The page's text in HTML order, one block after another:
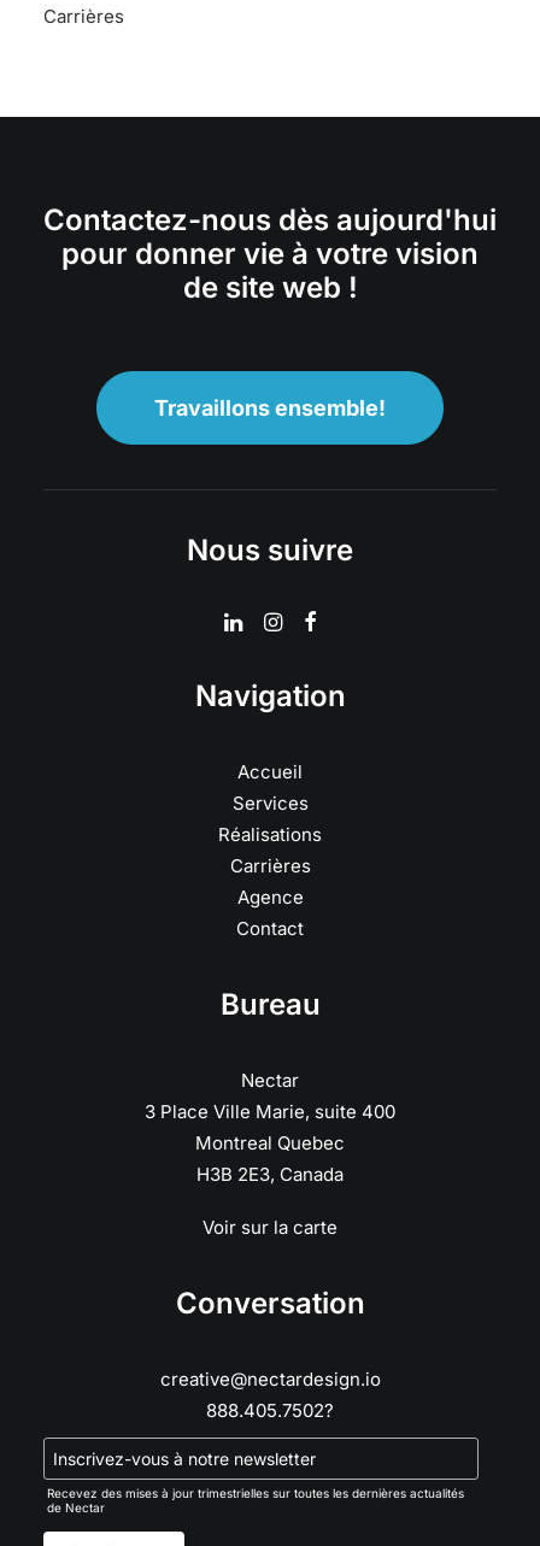
Carrières
Contactez-nous dès aujourd'hui
pour donner vie à votre vision
de site web !
Travaillons ensemble!
Nous suivre
Navigation
Accueil
Services
Réalisations
Carrières
Agence
Contact
Bureau
Nectar
3 Place Ville Marie, suite 400
Montreal Quebec
H3B 2E3, Canada
Voir sur la carte
Conversation
creative@nectardesign.io
888.405.7502?
Recevez des mises à jour trimestrielles sur toutes les dernières actualités
de Nectar